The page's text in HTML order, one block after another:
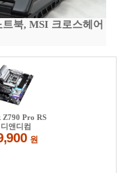
북, MSI 크로스헤어